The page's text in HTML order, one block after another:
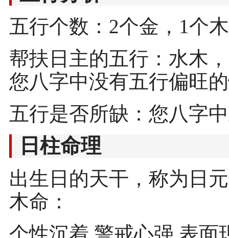
五行个数：2个金，1个
帮扶日主的五行：水木
您八字中没有五行偏旺
五行是否所缺：您八字
日柱命理
出生日的天干，称为日
木命：